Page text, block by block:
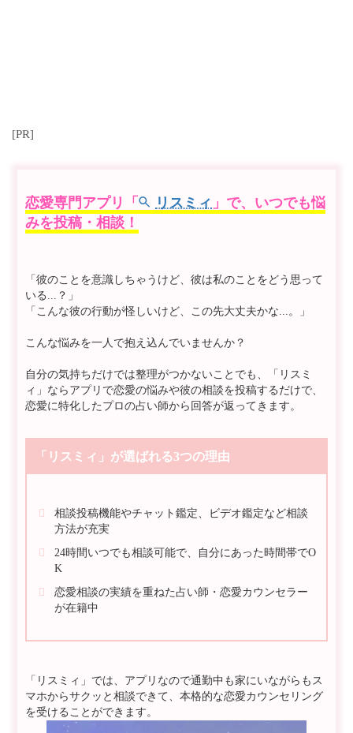
[PR]
恋愛専門アプリ「 リスミィ 」で、いつでも悩
みを投稿・相談！
「彼のことを意識しちゃうけど、彼は私のことをどう思って
いる...？」
「こんな彼の行動が怪しいけど、この先大丈夫かな...。」
こんな悩みを一人で抱え込んでいませんか？
自分の気持ちだけでは整理がつかないことでも、「リスミ
ィ」ならアプリで恋愛の悩みや彼の相談を投稿するだけで、
恋愛に特化したプロの占い師から回答が返ってきます。
「リスミィ」が選ばれる3つの理由
相談投稿機能やチャット鑑定、ビデオ鑑定など相談
方法が充実
24時間いつでも相談可能で、自分にあった時間帯でO
K
恋愛相談の実績を重ねた占い師・恋愛カウンセラー
が在籍中
「リスミィ」では、アプリなので通勤中も家にいながらもス
マホからサクッと相談できて、本格的な恋愛カウンセリング
を受けることができます。